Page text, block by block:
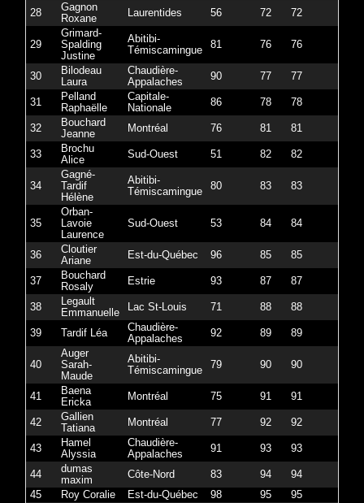
28
Gagnon
Roxane
Laurentides 56 72 72
29
Grimard-
Spalding
Justine
Abitibi-
Témiscamingue
81 76 76
30
Bilodeau
Laura
Chaudière-
Appalaches
90 77 77
31
Pelland
Raphaëlle
Capitale-
Nationale
86 78 78
32
Bouchard
Jeanne
Montréal 76 81 81
33
Brochu
Alice
Sud-Ouest 51 82 82
34
Gagné-
Tardif
Hélène
Abitibi-
Témiscamingue
80 83 83
35
Orban-
Lavoie
Laurence
Sud-Ouest 53 84 84
36
Cloutier
Ariane
Est-du-Québec 96 85 85
37
Bouchard
Rosaly
Estrie 93 87 87
38
Legault
Emmanuelle
Lac St-Louis 71 88 88
39 Tardif Léa
Chaudière-
Appalaches
92 89 89
40
Auger
Sarah-
Maude
Abitibi-
Témiscamingue
79 90 90
41
Baena
Ericka
Montréal 75 91 91
42
Gallien
Tatiana
Montréal 77 92 92
43
Hamel
Alyssia
Chaudière-
Appalaches
91 93 93
44
dumas
maxim
Côte-Nord 83 94
94
45
Roy Coralie Est-du-Québec 98 95
95